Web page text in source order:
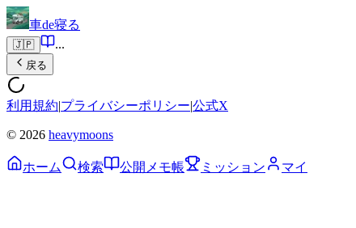
車de寝る
🇯🇵 ...
戻る
利用規約|プライバシーポリシー|公式X
© 2026 heavymoons
ホーム 検索 公開メモ帳 ミッション マイ